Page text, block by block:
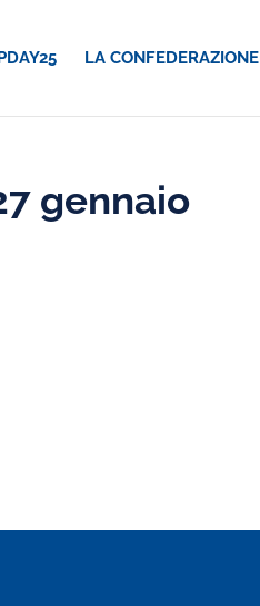
LA CONFEDERAZIONE
gennaio